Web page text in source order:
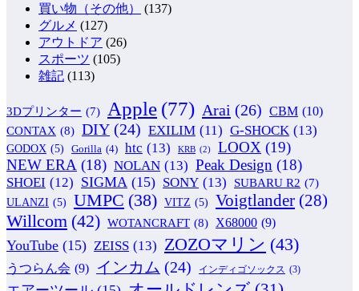
買い物（その他）
(137)
グルメ (127)
アウトドア (26)
スポーツ (105)
雑記 (113)
3Dプリンター (7) Apple (77) Arai (26) CBM (10)
CONTAX (8) DIY (24) EXILIM (11) G-SHOCK (13)
GODOX (5) Gorilla (4) htc (13) KRB (2) LOOX (19)
NEW ERA (18) NOLAN (13) Peak Design (18)
SHOEI (12) SIGMA (15) SONY (13) SUBARU R2 (7)
ULANZI (5) UMPC (38) VITZ (5) Voigtlander (28)
Willcom (42) WOTANCRAFT (8) X68000 (9)
YouTube (15) ZEISS (13) ZOZOマリン (43)
うつらん会 (9) インカム (24) インディゴソックス (3)